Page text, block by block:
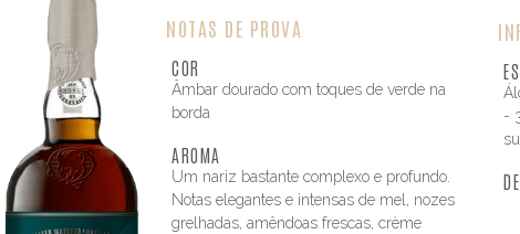
NOTAS DE PROVA
COR
Âmbar dourado com toques de verde na
borda
AROMA
Um nariz bastante complexo e profundo.
Notas elegantes e intensas de mel, nozes
grelhadas, amêndoas frescas, crème
-